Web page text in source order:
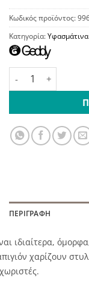
Κωδικός προϊόντος:
Κατηγορία:
Παιδικό
ΠΕΡΙΓΡΑΦΉ
ιδιαίτερα,
χαρίζουν